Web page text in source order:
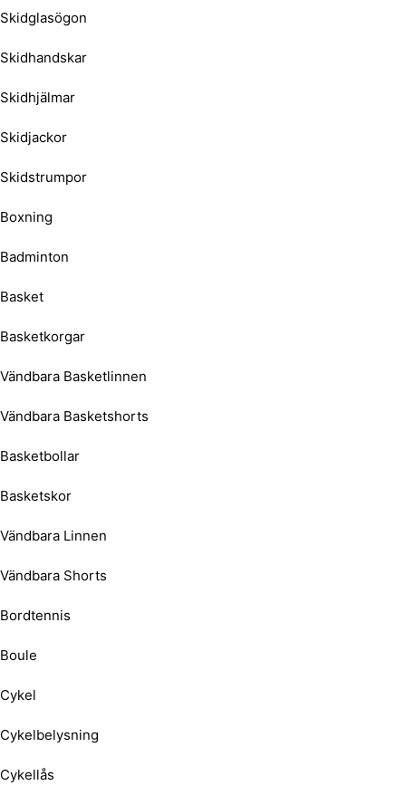
Skidglasögon
Skidhandskar
Skidhjälmar
Skidjackor
Skidstrumpor
Boxning
Badminton
Basket
Basketkorgar
Vändbara Basketlinnen
Vändbara Basketshorts
Basketbollar
Basketskor
Vändbara Linnen
Vändbara Shorts
Bordtennis
Boule
Cykel
Cykelbelysning
Cykellås